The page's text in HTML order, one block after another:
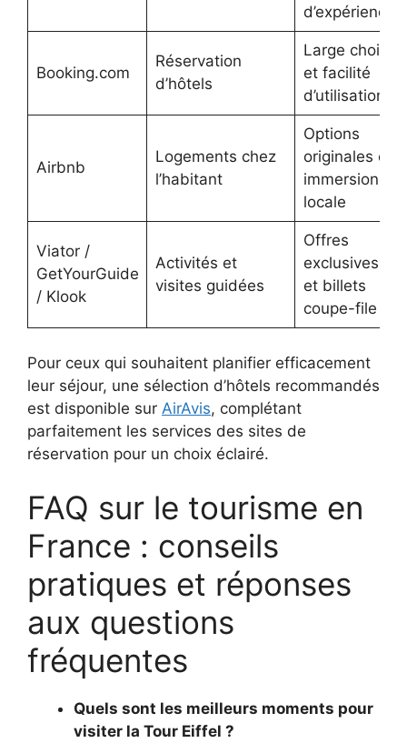
d’expérience
Booking.com
Réservation
d’hôtels
Large choix
et facilité
d’utilisation
Airbnb
Logements chez
l’habitant
Options
originales et
immersion
locale
Viator /
GetYourGuide
/ Klook
Activités et
visites guidées
Offres
exclusives
et billets
coupe-file
Pour ceux qui souhaitent planifier efficacement
leur séjour, une sélection d’hôtels recommandés
est disponible sur AirAvis, complétant
parfaitement les services des sites de
réservation pour un choix éclairé.
FAQ sur le tourisme en
France : conseils
pratiques et réponses
aux questions
fréquentes
Quels sont les meilleurs moments pour
visiter la Tour Eiffel ?